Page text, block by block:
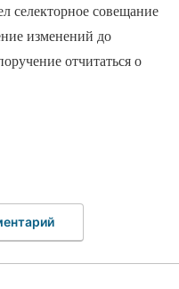
селекторное совещание
изменений до
отчитаться о